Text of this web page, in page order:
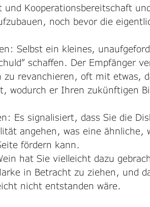
Kooperationsbereitschaft
noch bevor die
Selbst ein kleines,
schaffen. Der Empfänger
zu revanchieren, oft mit etwas,
wodurch er Ihren zukünftigen
Es signalisiert, dass Sie die
angehen, was eine ähnliche,
fördern kann.
hat Sie vielleicht dazu
in Betracht zu ziehen, und
nicht entstanden wäre.